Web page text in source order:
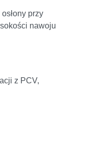
przy
nawoju
z PCV,